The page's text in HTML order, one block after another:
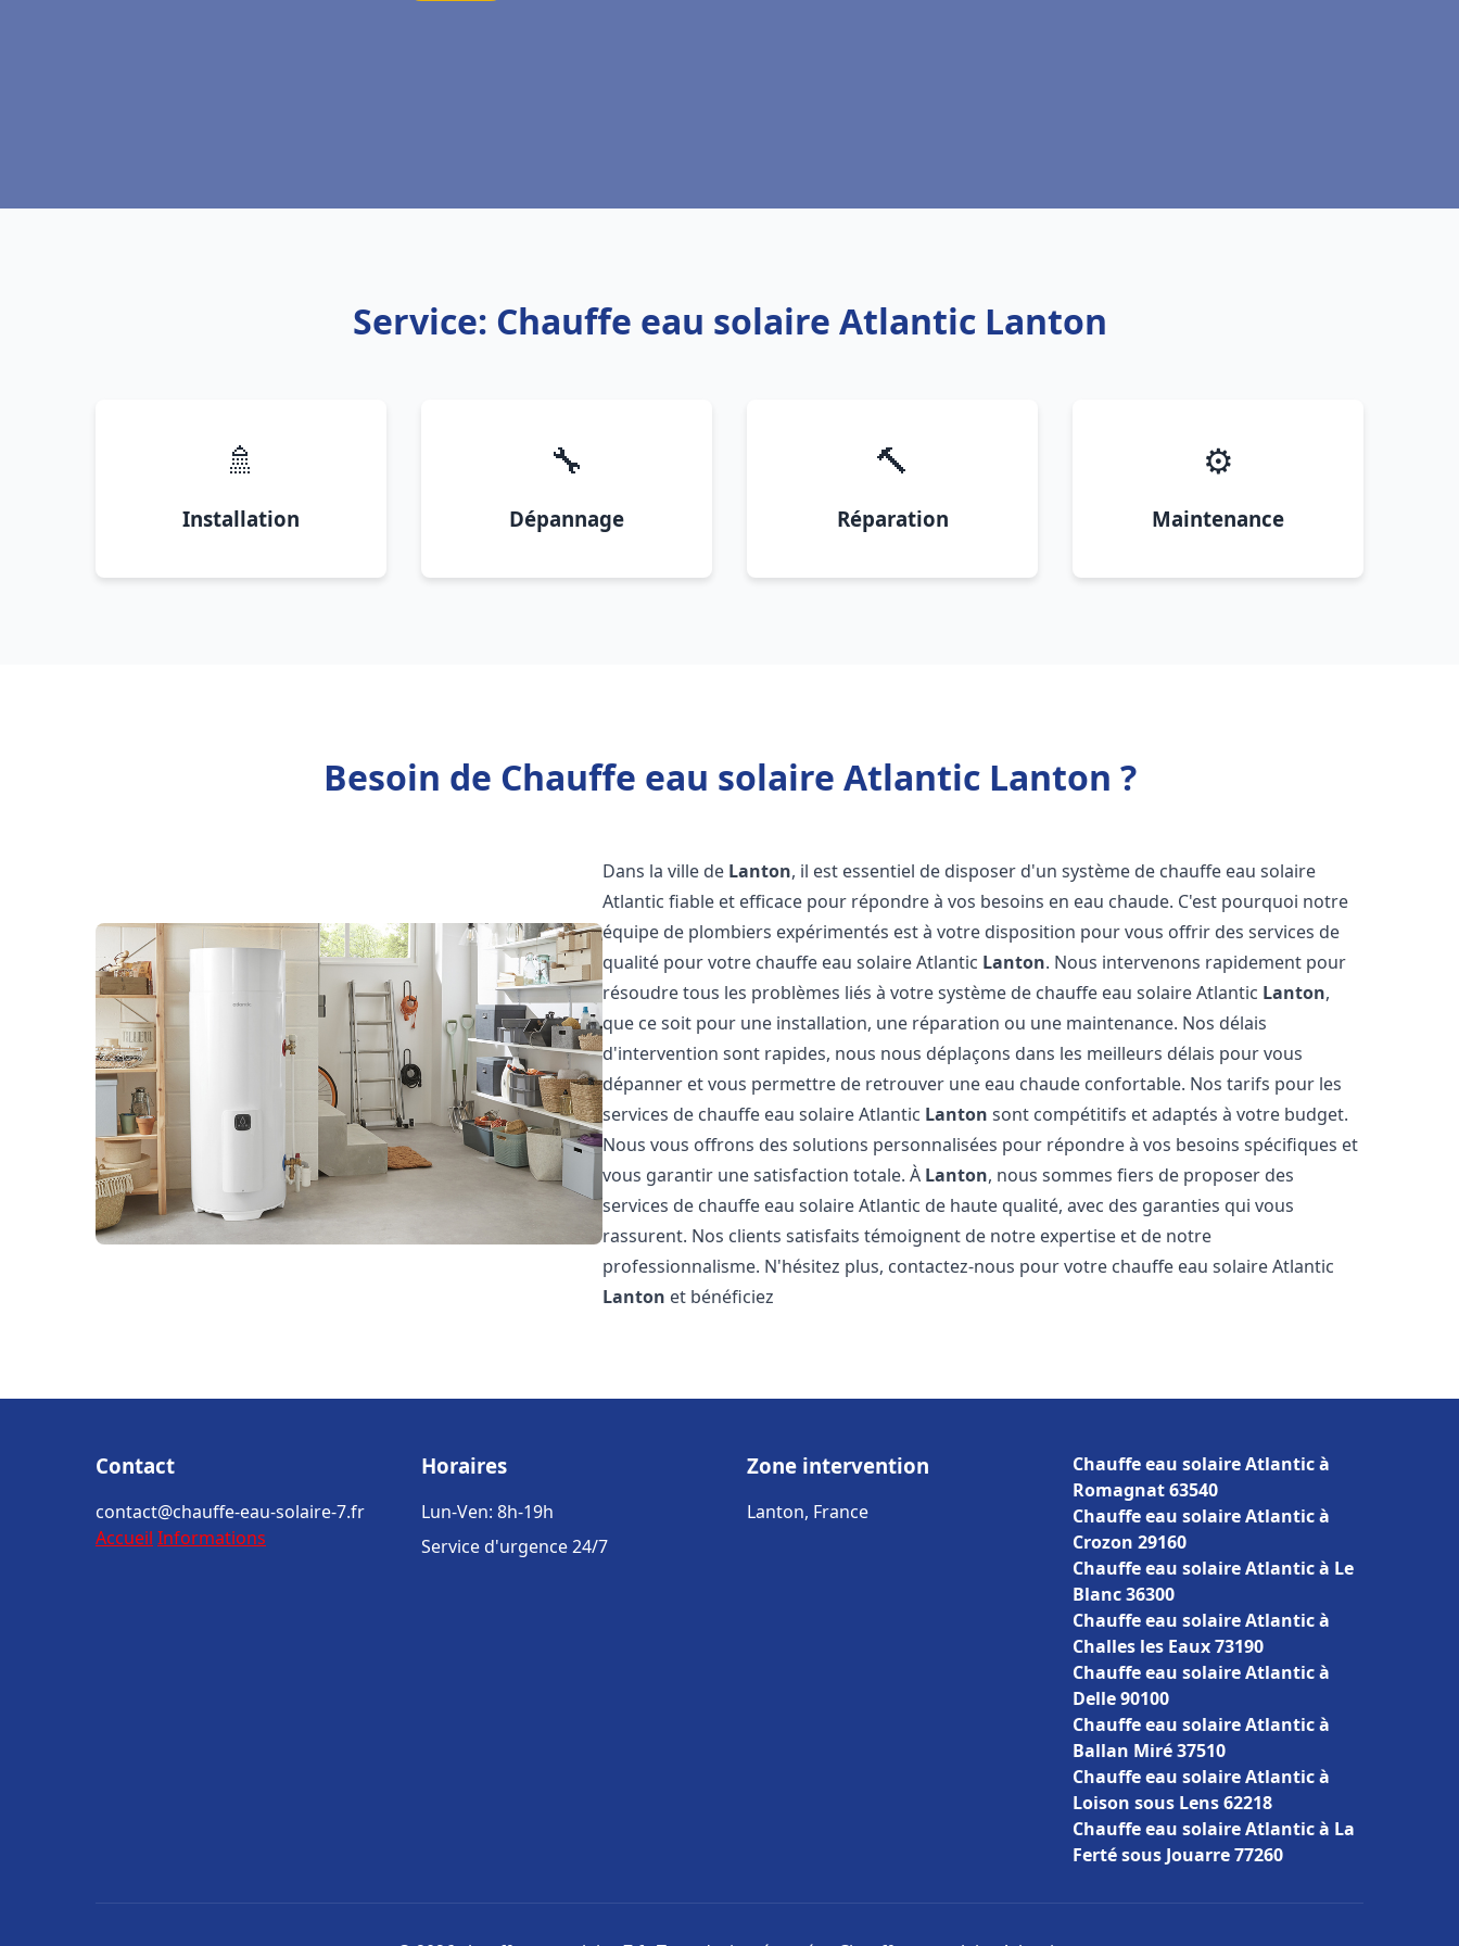
Service: Chauffe eau solaire Atlantic Lanton
🚿
Installation
🔧
Dépannage
🔨
Réparation
⚙️
Maintenance
Besoin de Chauffe eau solaire Atlantic Lanton ?
Dans la ville de Lanton, il est essentiel de disposer d'un système de chauffe eau solaire
Atlantic fiable et efficace pour répondre à vos besoins en eau chaude. C'est pourquoi notre
équipe de plombiers expérimentés est à votre disposition pour vous offrir des services de
qualité pour votre chauffe eau solaire Atlantic Lanton. Nous intervenons rapidement pour
résoudre tous les problèmes liés à votre système de chauffe eau solaire Atlantic Lanton,
que ce soit pour une installation, une réparation ou une maintenance. Nos délais
d'intervention sont rapides, nous nous déplaçons dans les meilleurs délais pour vous
dépanner et vous permettre de retrouver une eau chaude confortable. Nos tarifs pour les
services de chauffe eau solaire Atlantic Lanton sont compétitifs et adaptés à votre budget.
Nous vous offrons des solutions personnalisées pour répondre à vos besoins spécifiques et
vous garantir une satisfaction totale. À Lanton, nous sommes fiers de proposer des
services de chauffe eau solaire Atlantic de haute qualité, avec des garanties qui vous
rassurent. Nos clients satisfaits témoignent de notre expertise et de notre
professionnalisme. N'hésitez plus, contactez-nous pour votre chauffe eau solaire Atlantic
Lanton et bénéficiez
Contact
contact@chauffe-eau-solaire-7.fr
Accueil Informations
Horaires
Lun-Ven: 8h-19h
Service d'urgence 24/7
Zone intervention
Lanton, France
Chauffe eau solaire Atlantic à
Romagnat 63540
Chauffe eau solaire Atlantic à
Crozon 29160
Chauffe eau solaire Atlantic à Le
Blanc 36300
Chauffe eau solaire Atlantic à
Challes les Eaux 73190
Chauffe eau solaire Atlantic à
Delle 90100
Chauffe eau solaire Atlantic à
Ballan Miré 37510
Chauffe eau solaire Atlantic à
Loison sous Lens 62218
Chauffe eau solaire Atlantic à La
Ferté sous Jouarre 77260